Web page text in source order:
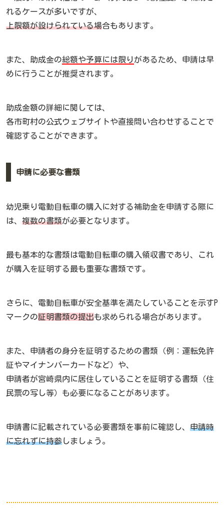
れるケースが多いですが、
上限額が設けられている場合もあります。
また、助成金の総額や予算には限り があるため、申請は早
めに行うことが推奨されます。
助成金額の詳細に関しては、
各市町村の公式ウェブサイトや直接問い合わせすることで
確認することができます。
申請に必要な書類
幼児乗り電動自転車の購入に対する補助金を申請する際に
は、 複数の書類が必要となります。
最も基本的な書類は電動自転車の購入領収書であり、これ
が購入を証明する最も重要な書類です。
さらに、電動自転車が安全基準を満たしていることを示すP
マークの証明書類の提出も求められる場合があります。
また、申請者の身分を証明するための書類（例：運転免許
証やマイナンバーカードなど）や、
申請者が宮崎県内に居住していることを証明する書類（住
民票の写し等）も必要になることがあります。
申請書に記載されている必要書類を事前に確認し、 申請時
に忘れずに持参しましょう。